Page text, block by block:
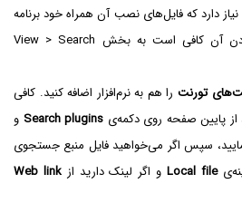
دارد که فایل‌های نصب آن همراه خود برنامه
موجود می‌باشد. برای فعال کردن آن کافی است به بخش View > Search
تورنترا هم به نرم‌افزار اضافه کنید. کافی
از پایین صفحه روی دکمه‌ی Search plugins و
سپس اگر می‌خواهید فایل منبع جستجوی
Local fileو اگر لینک دارید ازWeb link